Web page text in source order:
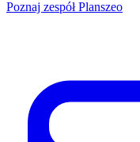
Poznaj zespół Planszeo